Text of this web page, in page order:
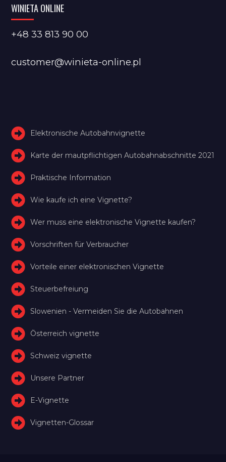
WINIETA ONLINE
+48 33 813 90 00
customer@winieta-online.pl
Elektronische Autobahnvignette
Karte der mautpflichtigen Autobahnabschnitte 2021
Praktische Information
Wie kaufe ich eine Vignette?
Wer muss eine elektronische Vignette kaufen?
Vorschriften für Verbraucher
Vorteile einer elektronischen Vignette
Steuerbefreiung
Slowenien - Vermeiden Sie die Autobahnen
Österreich vignette
Schweiz vignette
Unsere Partner
E-Vignette
Vignetten-Glossar